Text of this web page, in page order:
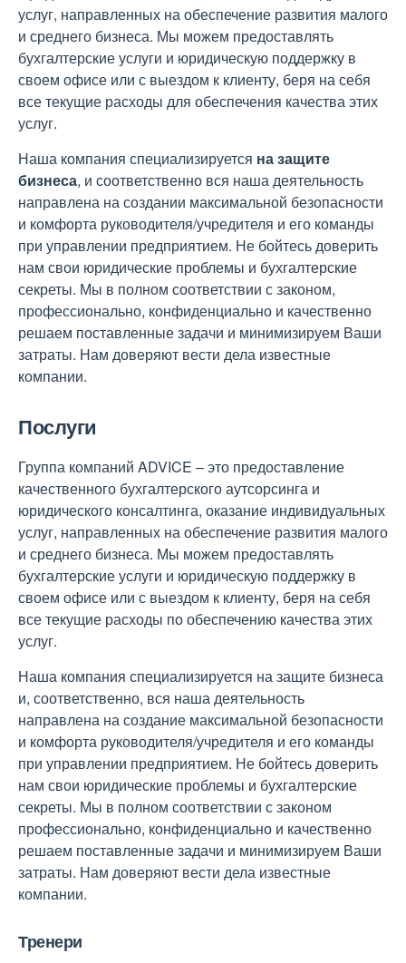
услуг, направленных на обеспечение развития малого
и среднего бизнеса. Мы можем предоставлять
бухгалтерские услуги и юридическую поддержку в
своем офисе или с выездом к клиенту, беря на себя
все текущие расходы для обеспечения качества этих
услуг.
Наша компания специализируется на защите
бизнеса, и соответственно вся наша деятельность
направлена на создании максимальной безопасности
и комфорта руководителя/учредителя и его команды
при управлении предприятием. Не бойтесь доверить
нам свои юридические проблемы и бухгалтерские
секреты. Мы в полном соответствии с законом,
профессионально, конфиденциально и качественно
решаем поставленные задачи и минимизируем Ваши
затраты. Нам доверяют вести дела известные
компании.
Послуги
Группа компаний ADVICE – это предоставление
качественного бухгалтерского аутсорсинга и
юридического консалтинга, оказание индивидуальных
услуг, направленных на обеспечение развития малого
и среднего бизнеса. Мы можем предоставлять
бухгалтерские услуги и юридическую поддержку в
своем офисе или с выездом к клиенту, беря на себя
все текущие расходы по обеспечению качества этих
услуг.
Наша компания специализируется на защите бизнеса
и, соответственно, вся наша деятельность
направлена на создание максимальной безопасности
и комфорта руководителя/учредителя и его команды
при управлении предприятием. Не бойтесь доверить
нам свои юридические проблемы и бухгалтерские
секреты. Мы в полном соответствии с законом
профессионально, конфиденциально и качественно
решаем поставленные задачи и минимизируем Ваши
затраты. Нам доверяют вести дела известные
компании.
Тренери